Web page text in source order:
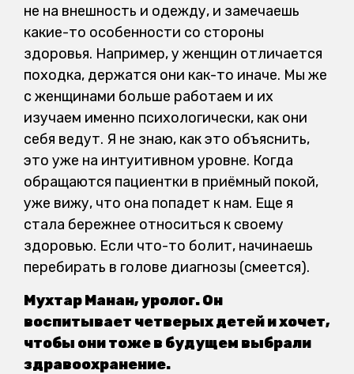
не на внешность и одежду, и замечаешь
какие-то особенности со стороны
здоровья. Например, у женщин отличается
походка, держатся они как-то иначе. Мы же
с женщинами больше работаем и их
изучаем именно психологически, как они
себя ведут. Я не знаю, как это объяснить,
это уже на интуитивном уровне. Когда
обращаются пациентки в приёмный покой,
уже вижу, что она попадет к нам. Еще я
стала бережнее относиться к своему
здоровью. Если что-то болит, начинаешь
перебирать в голове диагнозы (смеется).
Мухтар Манан, уролог. Он
воспитывает четверых детей и хочет,
чтобы они тоже в будущем выбрали
здравоохранение.